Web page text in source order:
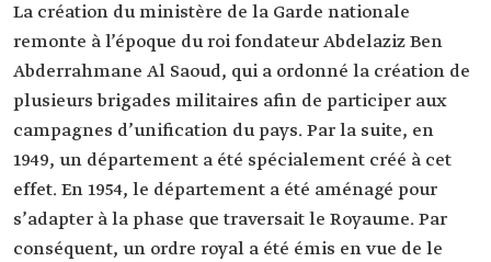
La création du ministère de la Garde nationale
remonte à l’époque du roi fondateur Abdelaziz Ben
Abderrahmane Al Saoud, qui a ordonné la création de
plusieurs brigades militaires afin de participer aux
campagnes d’unification du pays. Par la suite, en
1949, un département a été spécialement créé à cet
effet. En 1954, le département a été aménagé pour
s’adapter à la phase que traversait le Royaume. Par
conséquent, un ordre royal a été émis en vue de le